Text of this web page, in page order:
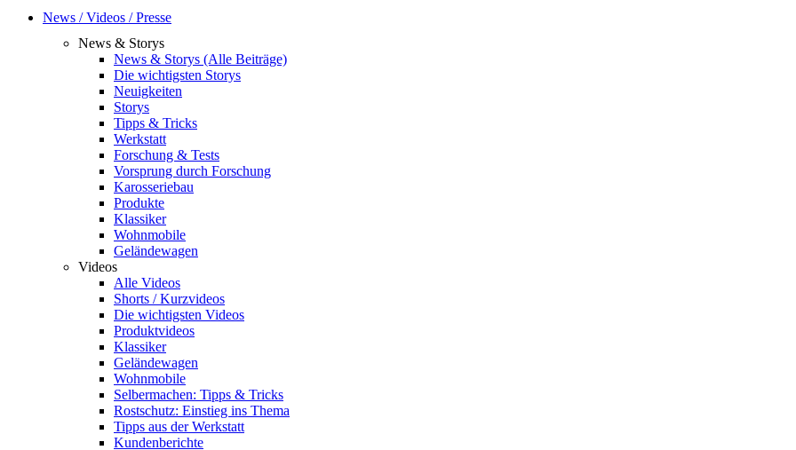
News / Videos / Presse
News & Storys
News & Storys (Alle Beiträge)
Die wichtigsten Storys
Neuigkeiten
Storys
Tipps & Tricks
Werkstatt
Forschung & Tests
Vorsprung durch Forschung
Karosseriebau
Produkte
Klassiker
Wohnmobile
Geländewagen
Videos
Alle Videos
Shorts / Kurzvideos
Die wichtigsten Videos
Produktvideos
Klassiker
Geländewagen
Wohnmobile
Selbermachen: Tipps & Tricks
Rostschutz: Einstieg ins Thema
Tipps aus der Werkstatt
Kundenberichte